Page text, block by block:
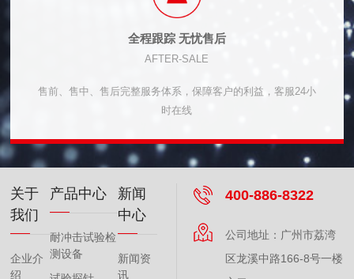
全程跟踪 无忧售后
AFTER-SALE
售前、售中、售后完整服务体系，保障客户的利益，客服24小
时在线
关于
我们
企业介
绍
产品中心
耐冲击试验检
测设备
新闻
中心
新闻资
讯
400-886-8322
公司地址：广州市荔湾
区龙溪中路166-8号一楼